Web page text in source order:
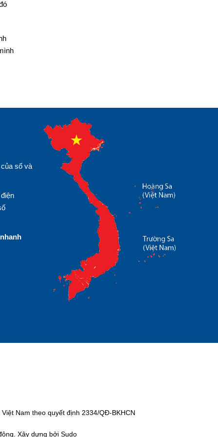
số và
nhanh
Nam theo quyết định 2334/QĐ-BKHCN
Xây dựng bởi Sudo